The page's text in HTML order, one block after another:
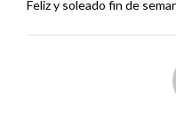
Feliz y soleado fin de